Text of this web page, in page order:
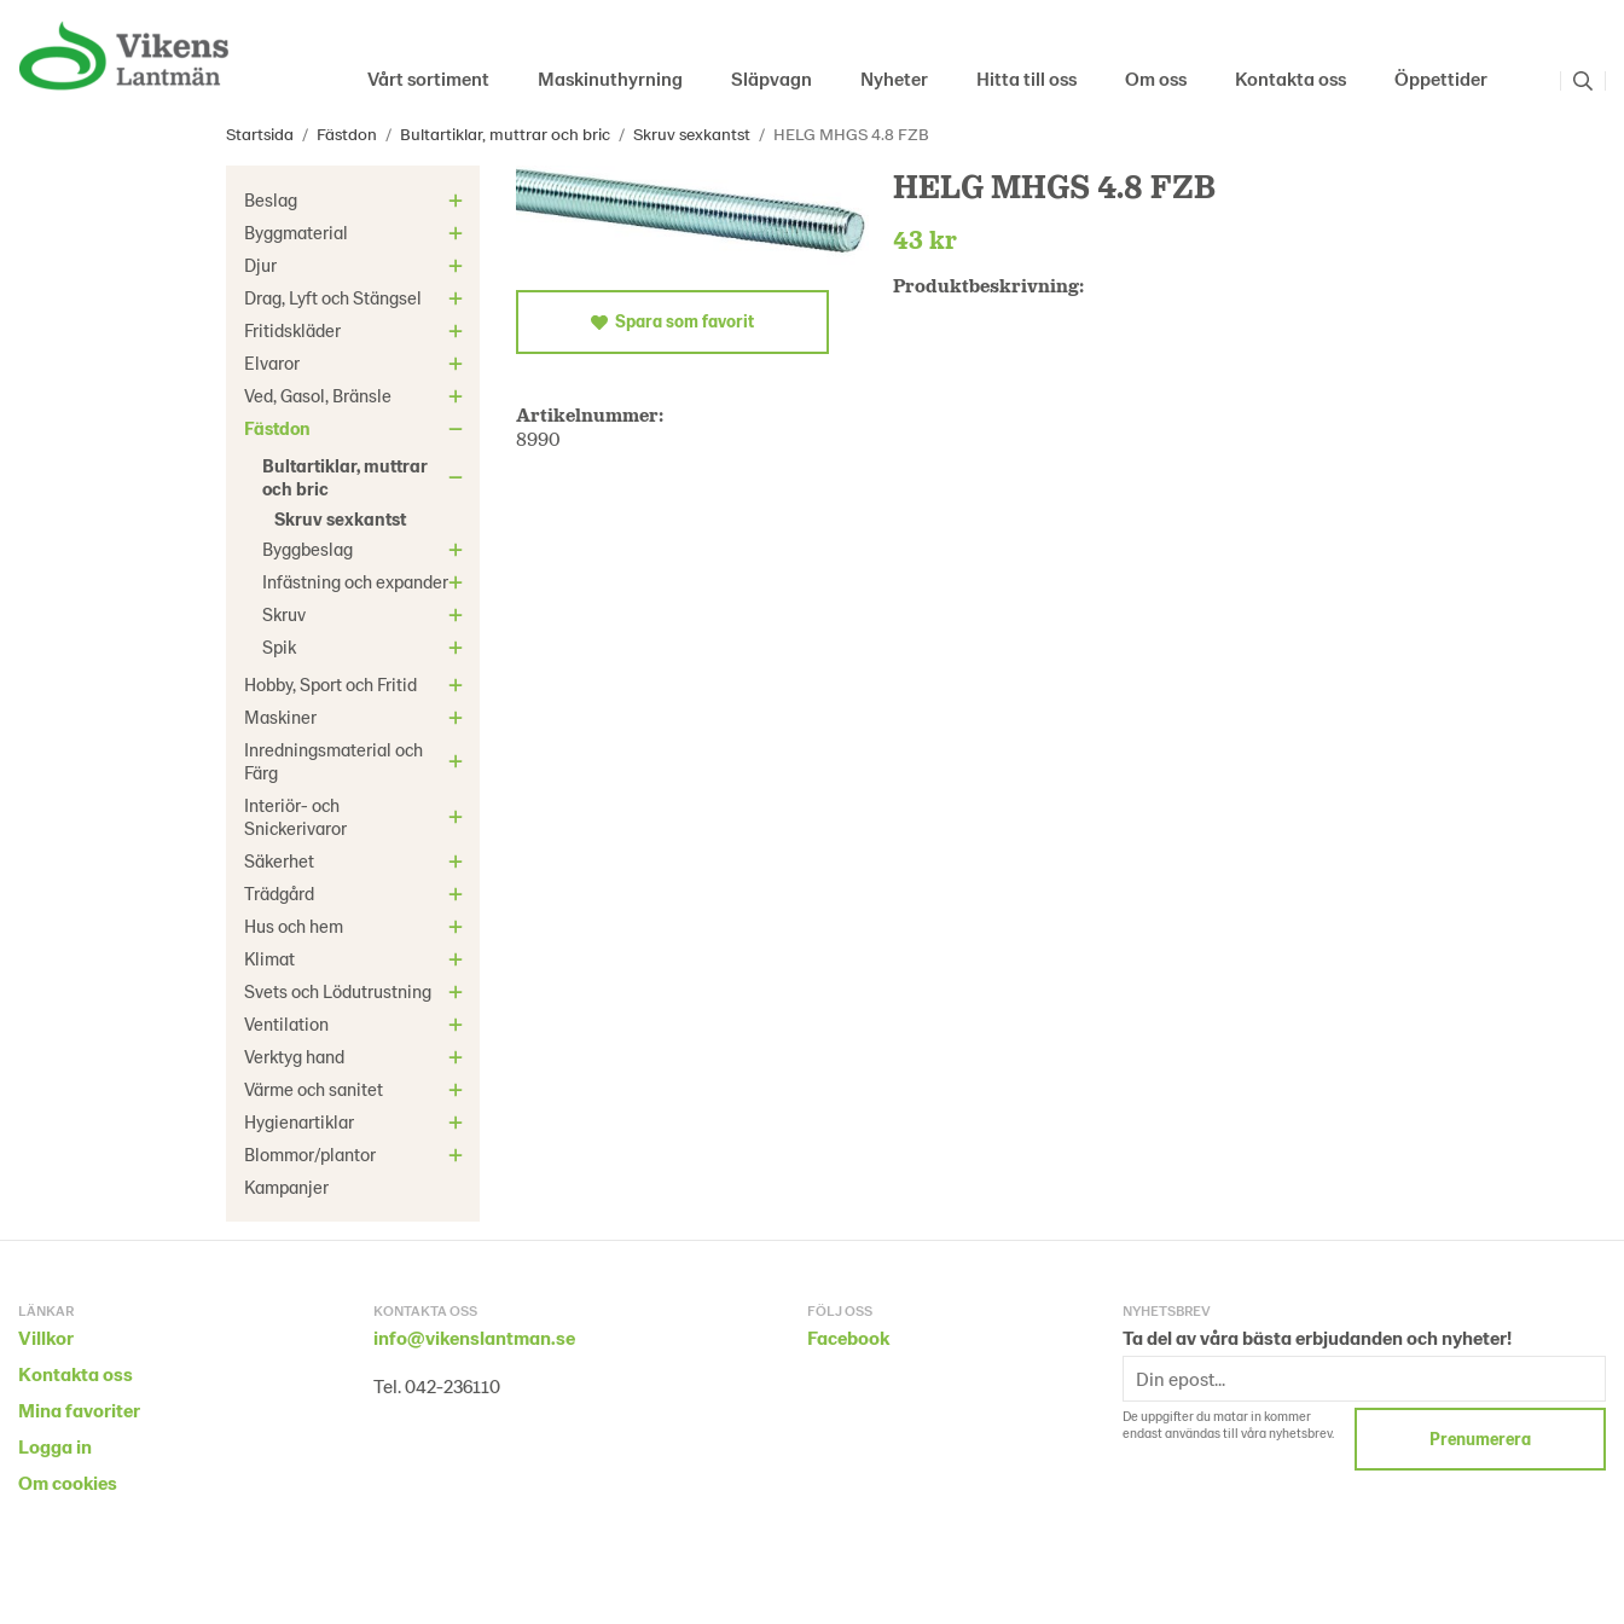
Vårt sortiment Maskinuthyrning Släpvagn Nyheter Hitta till oss Om oss Kontakta oss Öppettider
Startsida / Fästdon / Bultartiklar, muttrar och bric / Skruv sexkantst / HELG MHGS 4.8 FZB
Beslag
Byggmaterial
Djur
Drag, Lyft och Stängsel
Fritidskläder
Elvaror
Ved, Gasol, Bränsle
Fästdon
Bultartiklar, muttrar
och bric
Skruv sexkantst
Byggbeslag
Infästning och expander
Skruv
Spik
Hobby, Sport och Fritid
Maskiner
Inredningsmaterial och
Färg
Interiör- och
Snickerivaror
Säkerhet
Trädgård
Hus och hem
Klimat
Svets och Lödutrustning
Ventilation
Verktyg hand
Värme och sanitet
Hygienartiklar
Blommor/plantor
Kampanjer
HELG MHGS 4.8 FZB
43 kr
Produktbeskrivning:
Spara som favorit
Artikelnummer:
8990
LÄNKAR
Villkor
Kontakta oss
Mina favoriter
Logga in
Om cookies
KONTAKTA OSS
info@vikenslantman.se
Tel. 042-236110
FÖLJ OSS
Facebook
NYHETSBREV
Ta del av våra bästa erbjudanden och nyheter!
De uppgifter du matar in kommer
endast användas till våra nyhetsbrev.
Prenumerera